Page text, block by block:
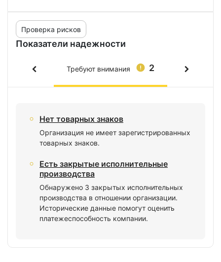
Показатели надежности
Проверка рисков
2
Требуют внимания
Нет товарных знаков
Организация не имеет зарегистрированных
товарных знаков.
Есть закрытые исполнительные
производства
Обнаружено 3 закрытых исполнительных
производства в отношении организации.
Исторические данные помогут оценить
платежеспособность компании.